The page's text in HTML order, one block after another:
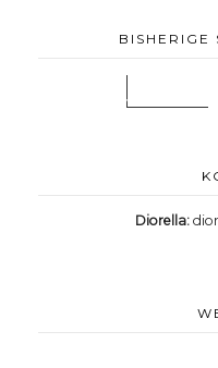
BISHERIGE
Diorella: